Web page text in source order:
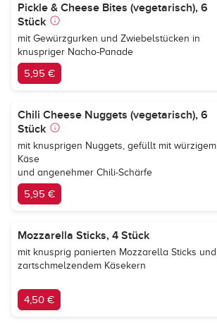
Pickle & Cheese Bites (vegetarisch), 6
Stück
mit Gewürzgurken und Zwiebelstücken in
knuspriger Nacho-Panade
5,95 €
Chili Cheese Nuggets (vegetarisch), 6
Stück
mit knusprigen Nuggets, gefüllt mit würzigem
Käse
und angenehmer Chili-Schärfe
5,95 €
Mozzarella Sticks, 4 Stück
mit knusprig panierten Mozzarella Sticks und
zartschmelzendem Käsekern
4,50 €